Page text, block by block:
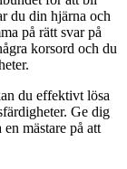
du din hjärna och
på rätt svar på
korsord och du
du effektivt lösa
Ge dig
mästare på att